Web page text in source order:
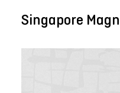
Singapore